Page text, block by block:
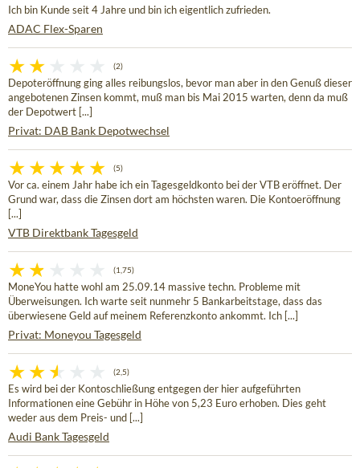
Ich bin Kunde seit 4 Jahre und bin ich eigentlich zufrieden.
ADAC Flex-Sparen
(2)
Depoteröffnung ging alles reibungslos, bevor man aber in den Genuß dieser
angebotenen Zinsen kommt, muß man bis Mai 2015 warten, denn da muß
der Depotwert [...]
Privat: DAB Bank Depotwechsel
(5)
Vor ca. einem Jahr habe ich ein Tagesgeldkonto bei der VTB eröffnet. Der
Grund war, dass die Zinsen dort am höchsten waren. Die Kontoeröffnung
[...]
VTB Direktbank Tagesgeld
(1,75)
MoneYou hatte wohl am 25.09.14 massive techn. Probleme mit
Überweisungen. Ich warte seit nunmehr 5 Bankarbeitstage, dass das
überwiesene Geld auf meinem Referenzkonto ankommt. Ich [...]
Privat: Moneyou Tagesgeld
(2,5)
Es wird bei der Kontoschließung entgegen der hier aufgeführten
Informationen eine Gebühr in Höhe von 5,23 Euro erhoben. Dies geht
weder aus dem Preis- und [...]
Audi Bank Tagesgeld